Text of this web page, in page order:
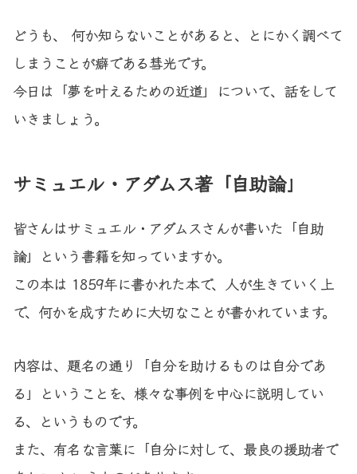
どうも、 何か知らないことがあると、とにかく調べて
しまうことが癖である彗光です。
今日は「夢を叶えるための近道」について、話をして
いきましょう。
サミュエル・アダムス著「自助論」
皆さんはサミュエル・アダムスさんが書いた「自助
論」という書籍を知っていますか。
この本は 1859年に書かれた本で、人が生きていく上
で、何かを成すために大切なことが書かれています。
内容は、題名の通り「自分を助けるものは自分であ
る」ということを、様々な事例を中心に説明してい
る、というものです。
また、有名な言葉に「自分に対して、最良の援助者で